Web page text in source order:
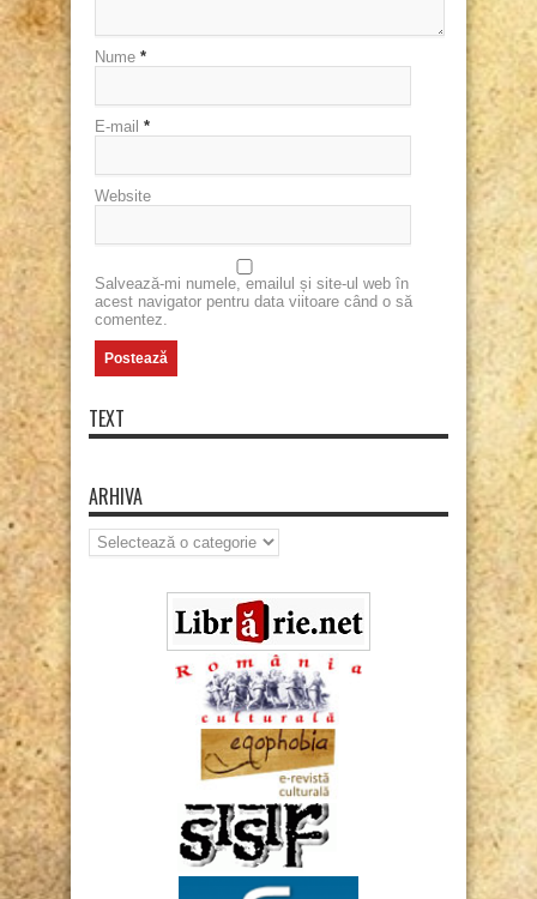
Nume *
E-mail *
Website
Salvează-mi numele, emailul și site-ul web în
acest navigator pentru data viitoare când o să
comentez.
TEXT
ARHIVA
Arhiva